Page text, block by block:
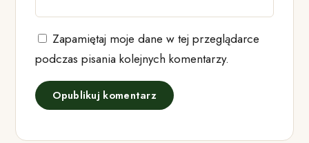
Zapamiętaj moje dane w tej przeglądarce
podczas pisania kolejnych komentarzy.